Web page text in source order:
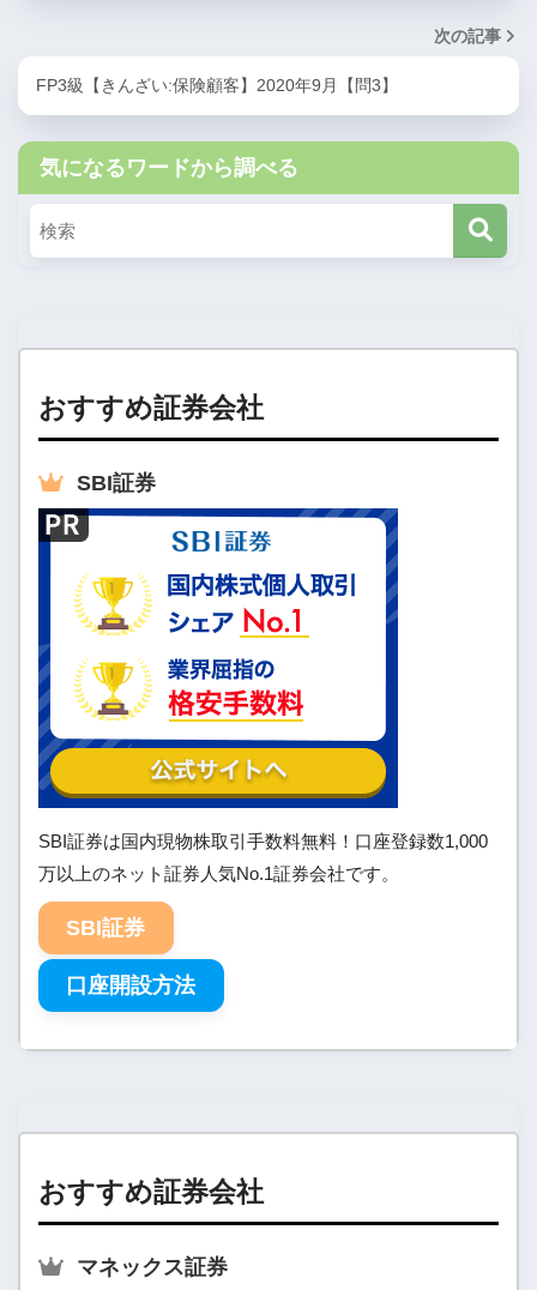
次の記事
FP3級【きんざい:保険顧客】2020年9月【問3】
気になるワードから調べる
おすすめ証券会社
SBI証券
SBI証券は国内現物株取引手数料無料！口座登録数1,000
万以上のネット証券人気No.1証券会社です。
SBI証券
口座開設方法
おすすめ証券会社
マネックス証券